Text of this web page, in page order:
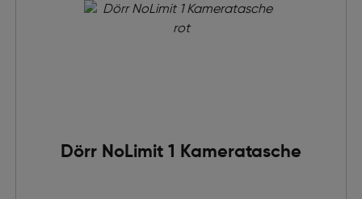
Dörr NoLimit 1 Kameratasche